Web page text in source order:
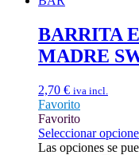
BARRITA
MADRE
2,70 € iva incl.
Favorito
Favorito
Seleccionar
Las opciones se